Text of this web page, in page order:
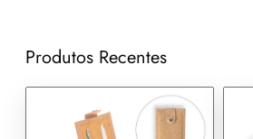
Produtos Recentes